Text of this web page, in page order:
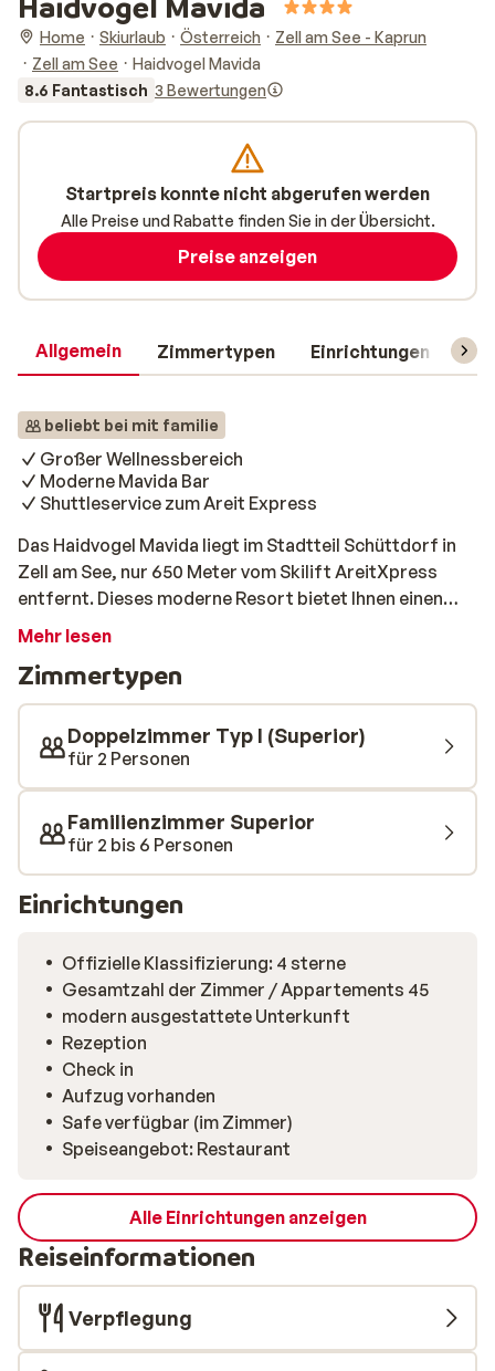
Home Skiurlaub Österreich
Zell am See - Kaprun
Zell am See
Haidvogel Mavida
8.6 Fantastisch 3 Bewertungen
Allgemein Zimmertypen Einrichtungen
beliebt bei mit familie
Großer Wellnessbereich
Moderne Mavida Bar
Shuttleservice zum Areit Express
Das Haidvogel Mavida liegt im Stadtteil Schüttdorf in
Zell am See, nur 650 Meter vom Skilift AreitXpress
entfernt. Dieses moderne Resort bietet Ihnen einen
unglaublich großen Wellnessbereich mit verschiedenen
beheizten Pools. Alle Zimmer sind trendy und stilvoll
eingerichtet und verfügen über ein schönes
Badezimmer, eine gemütliche Sitzecke und einen
Balkon mit Panoramablick auf die Berge.
Mehr lesen
Zimmertypen
Doppelzimmer Typ I (Superior)
für 2 Personen
Familienzimmer Superior
für 2 bis 6 Personen
Einrichtungen
Offizielle Klassifizierung: 4 sterne
Gesamtzahl der Zimmer / Appartements 45
modern ausgestattete Unterkunft
Rezeption
Check in
Aufzug vorhanden
Safe verfügbar (im Zimmer)
Speiseangebot: Restaurant
Alle Einrichtungen anzeigen
Reiseinformationen
Verpflegung
Startpreis konnte nicht abgerufen werden
Alle Preise und Rabatte finden Sie in der Übersicht.
Preise anzeigen